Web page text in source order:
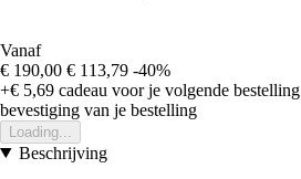
Vanaf
€ 190,00 € 113,79 -40%
+€ 5,69 cadeau voor je volgende bestelling
bevestiging van je bestelling
Loading...
Beschrijving